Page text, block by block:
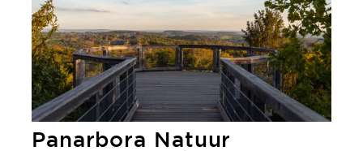
Panarbora Natuur